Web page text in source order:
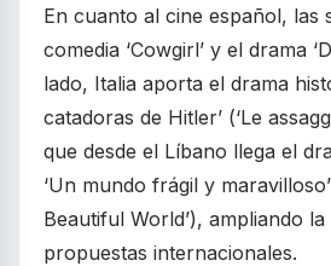
En cuanto al cine español, las
comedia ‘Cowgirl’ y el drama
lado, Italia aporta el drama
catadoras de Hitler’ (‘Le
que desde el Líbano llega el
‘Un mundo frágil y
Beautiful World’), ampliando
propuestas internacionales.